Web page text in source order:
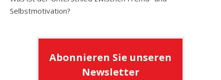
Selbstmotivation?
Abonnieren Sie unseren
Newsletter